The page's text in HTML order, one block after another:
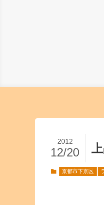
2012
12/20
京都市下京区